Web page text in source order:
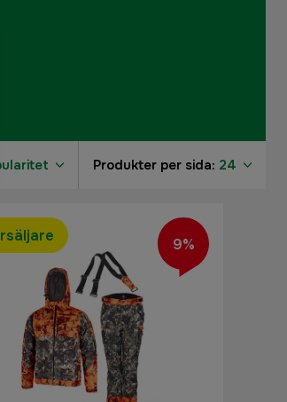
Produkter per sida: 24
9%